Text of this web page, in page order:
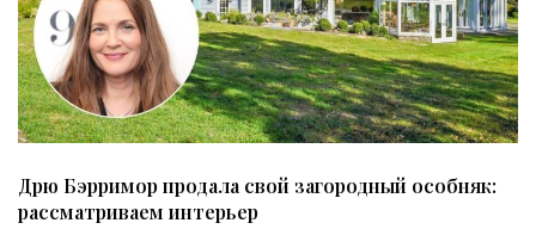
Дрю Бэрримор продала свой загородный особняк:
рассматриваем интерьер